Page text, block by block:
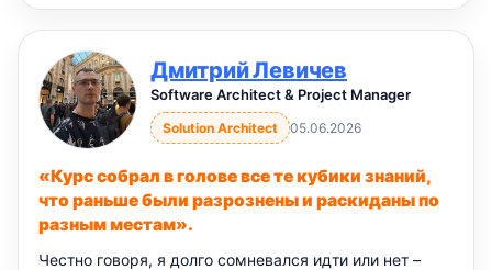
Дмитрий Левичев
Software Architect & Project Manager
Solution Architect 05.06.2026
«Курс собрал в голове все те кубики знаний,
что раньше были разрознены и раскиданы по
разным местам».
Честно говоря, я долго сомневался идти или нет –